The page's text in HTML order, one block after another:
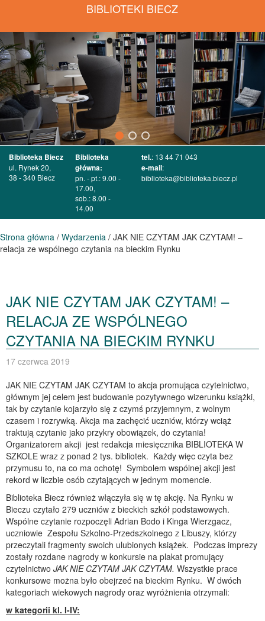
BIBLIOTEKI BIECZ
Biblioteka Biecz
ul. Rynek 20,
38 - 340 Biecz
Biblioteka
główna:
pn. - pt.: 9.00 -
17.00,
sob.: 8.00 -
14.00
tel.: 13 44 71 043
e-mail:
biblioteka@biblioteka.biecz.pl
Strona główna / Wydarzenia / JAK NIE CZYTAM JAK CZYTAM! –
relacja ze wspólnego czytania na bieckim Rynku
JAK NIE CZYTAM JAK CZYTAM! –
RELACJA ZE WSPÓLNEGO
CZYTANIA NA BIECKIM RYNKU
17 czerwca 2019
JAK NIE CZYTAM JAK CZYTAM to akcja promująca czytelnictwo,
głównym jej celem jest budowanie pozytywnego wizerunku książki,
tak by czytanie kojarzyło się z czymś przyjemnym, z wolnym
czasem i rozrywką. Akcja ma zachęcić uczniów, którzy wciąż
traktują czytanie jako przykry obowiązek, do czytania!
Organizatorem akcji jest redakcja miesięcznika BIBLIOTEKA W
SZKOLE wraz z ponad 2 tys. bibliotek. Każdy więc czyta bez
przymusu to, na co ma ochotę! Symbolem wspólnej akcji jest
rekord w liczbie osób czytających w jednym momencie.
Biblioteka Biecz również włączyła się w tę akcję. Na Rynku w
Bieczu czytało 279 uczniów z bieckich szkół podstawowych.
Wspólne czytanie rozpoczęli Adrian Bodo i Kinga Wierzgacz,
uczniowie Zespołu Szkolno-Przedszkolnego z Libuszy, którzy
przeczytali fragmenty swoich ulubionych książek. Podczas imprezy
zostały rozdane nagrody w konkursie na plakat promujący
czytelnictwo JAK NIE CZYTAM JAK CZYTAM. Wszystkie prace
konkursowe można było obejrzeć na bieckim Rynku. W dwóch
kategoriach wiekowych nagrody oraz wyróżnienia otrzymali:
w kategorii kl. I-IV: